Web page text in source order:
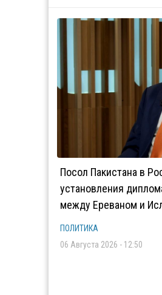
Посол Пакистана в
установления
между Ереваном и
ПОЛИТИКА
06 Августа 2026 - 12:50